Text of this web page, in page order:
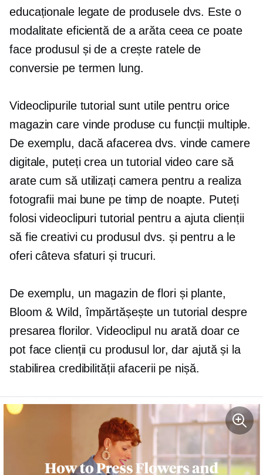
educaționale legate de produsele dvs. Este o
modalitate eficientă de a arăta ceea ce poate
face produsul și de a crește ratele de
conversie pe termen lung.
Videoclipurile tutorial sunt utile pentru orice
magazin care vinde produse cu funcții multiple.
De exemplu, dacă afacerea dvs. vinde camere
digitale, puteți crea un tutorial video care să
arate cum să utilizați camera pentru a realiza
fotografii mai bune pe timp de noapte. Puteți
folosi videoclipuri tutorial pentru a ajuta clienții
să fie creativi cu produsul dvs. și pentru a le
oferi câteva sfaturi și trucuri.
De exemplu, un magazin de flori și plante,
Bloom & Wild, împărtășește un tutorial despre
presarea florilor. Videoclipul nu arată doar ce
pot face clienții cu produsul lor, dar ajută și la
stabilirea credibilității afacerii pe nișă.